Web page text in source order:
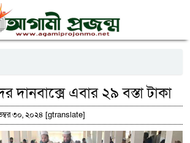
দানবাক্সে এবার ২৯ বস্তা টাকা
৩০, ২০২৪ [gtranslate]